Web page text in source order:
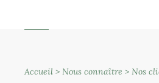
Accueil > Nous connaître > Nos